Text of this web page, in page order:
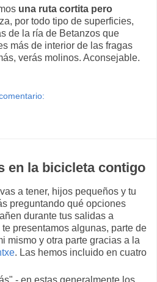
una ruta cortita pero
por todo tipo de superficies,
de la ría de Betanzos que
más de interior de las fragas
verás molinos. Aconsejable.
en la bicicleta contigo
a tener, hijos pequeños y tu
preguntando qué opciones
durante tus salidas a
presentamos algunas, parte de
mismo y otra parte gracias a la
. Las hemos incluido en cuatro
- en estas generalmente los